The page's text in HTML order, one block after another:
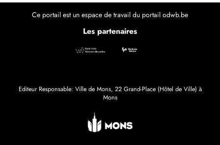
Ce portail est un espace de travail du portail odwb.be
Les partenaires
Editeur Responsable: Ville de Mons, 22 Grand-Place (Hôtel de Ville) à
Mons